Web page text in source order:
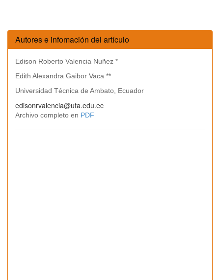
Autores e infomación del artículo
Edison Roberto Valencia Nuñez *
Edith Alexandra Gaibor Vaca **
Universidad Técnica de Ambato, Ecuador
edisonrvalencia@uta.edu.ec
Archivo completo en PDF